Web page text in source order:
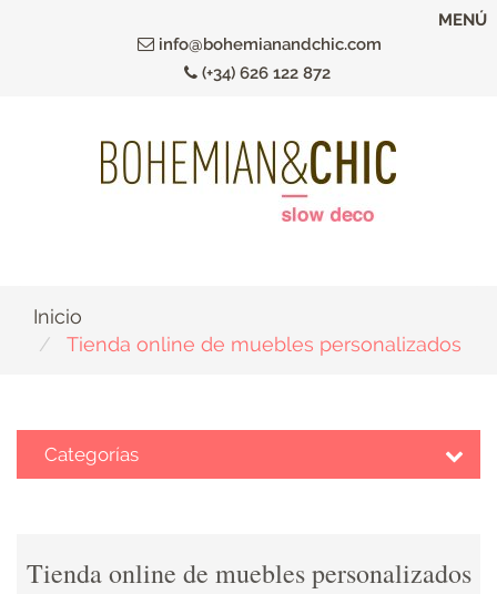
info@bohemianandchic.com
(+34) 626 122 872
MENÚ
Inicio
Tienda online de muebles personalizados
Categorías
Tienda online de muebles personalizados